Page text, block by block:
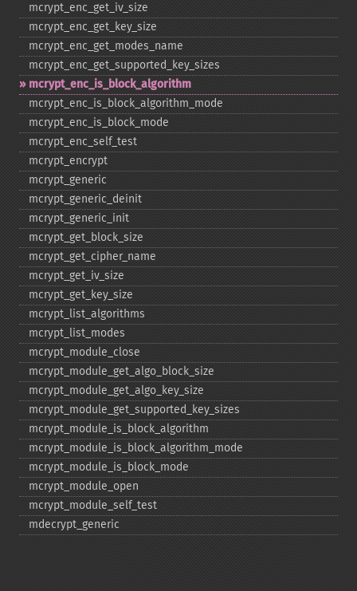
mcrypt_​enc_​get_​iv_​size
mcrypt_​enc_​get_​key_​size
mcrypt_​enc_​get_​modes_​name
mcrypt_​enc_​get_​supported_​key_​sizes
mcrypt_​enc_​is_​block_​algorithm
mcrypt_​enc_​is_​block_​algorithm_​mode
mcrypt_​enc_​is_​block_​mode
mcrypt_​enc_​self_​test
mcrypt_​encrypt
mcrypt_​generic
mcrypt_​generic_​deinit
mcrypt_​generic_​init
mcrypt_​get_​block_​size
mcrypt_​get_​cipher_​name
mcrypt_​get_​iv_​size
mcrypt_​get_​key_​size
mcrypt_​list_​algorithms
mcrypt_​list_​modes
mcrypt_​module_​close
mcrypt_​module_​get_​algo_​block_​size
mcrypt_​module_​get_​algo_​key_​size
mcrypt_​module_​get_​supported_​key_​sizes
mcrypt_​module_​is_​block_​algorithm
mcrypt_​module_​is_​block_​algorithm_​mode
mcrypt_​module_​is_​block_​mode
mcrypt_​module_​open
mcrypt_​module_​self_​test
mdecrypt_​generic